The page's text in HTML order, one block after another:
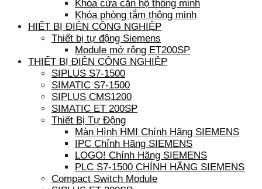
Khóa cửa căn hộ thông minh
Khóa phòng tắm thông minh
HIẾT BỊ ĐIỆN CÔNG NGHIỆP
Thiết bị tự động Siemens
Module mở rộng ET200SP
THIẾT BỊ ĐIỆN CÔNG NGHIỆP
SIPLUS S7-1500
SIMATIC S7-1500
SIPLUS CMS1200
SIMATIC ET 200SP
Thiết Bị Tự Động
Màn Hình HMI Chính Hãng SIEMENS
IPC Chính Hãng SIEMENS
LOGO! Chính Hãng SIEMENS
PLC S7-1500 CHÍNH HÃNG SIEMENS
Compact Switch Module